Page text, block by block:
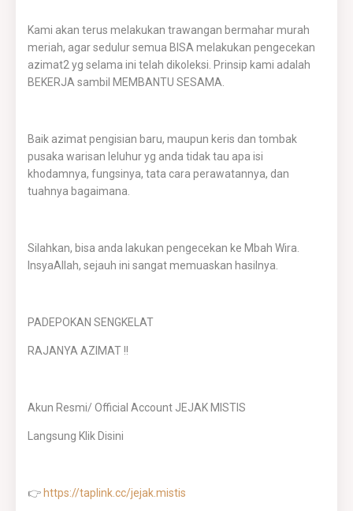
Kami akan terus melakukan trawangan bermahar murah
meriah, agar sedulur semua BISA melakukan pengecekan
azimat2 yg selama ini telah dikoleksi. Prinsip kami adalah
BEKERJA sambil MEMBANTU SESAMA.
Baik azimat pengisian baru, maupun keris dan tombak
pusaka warisan leluhur yg anda tidak tau apa isi
khodamnya, fungsinya, tata cara perawatannya, dan
tuahnya bagaimana.
Silahkan, bisa anda lakukan pengecekan ke Mbah Wira.
InsyaAllah, sejauh ini sangat memuaskan hasilnya.
PADEPOKAN SENGKELAT
RAJANYA AZIMAT !!
Akun Resmi/ Official Account JEJAK MISTIS
Langsung Klik Disini
👉 https://taplink.cc/jejak.mistis